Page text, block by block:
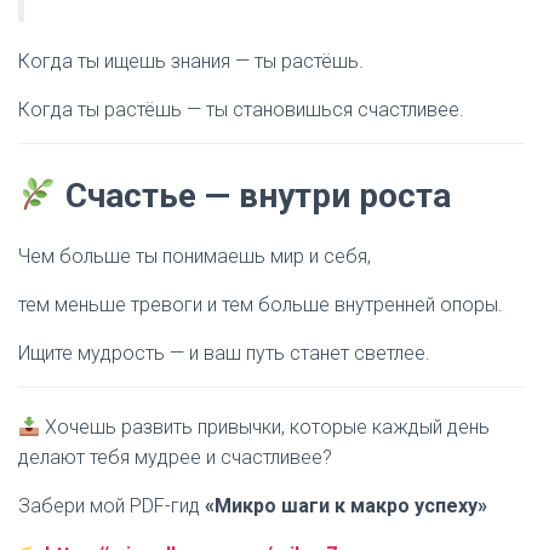
Когда ты ищешь знания — ты растёшь.
Когда ты растёшь — ты становишься счастливее.
Счастье — внутри роста
Чем больше ты понимаешь мир и себя,
тем меньше тревоги и тем больше внутренней опоры.
Ищите мудрость — и ваш путь станет светлее.
Хочешь развить привычки, которые каждый день
делают тебя мудрее и счастливее?
Забери мой PDF-гид «Микро шаги к макро успеху»